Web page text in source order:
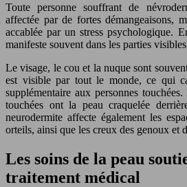
Toute personne souffrant de
affectée par de fortes démangeaisons,
accablée par un stress psychologique.
manifeste souvent dans les parties
Le visage, le cou et la nuque sont
est visible par tout le monde, ce qui
supplémentaire aux personnes
touchées ont la peau craquelée
neurodermite affecte également les
orteils, ainsi que les creux des genoux et
Les soins de la peau
traitement médical